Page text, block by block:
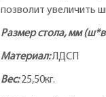
позволит увеличить
Размер стола, мм
Материал:ЛДСП
Вес:25,50кг.